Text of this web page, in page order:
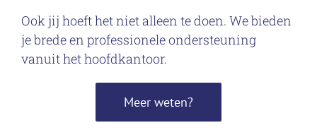
Ook jij hoeft het niet alleen te doen. We bieden
je brede en professionele ondersteuning
vanuit het hoofdkantoor.
Meer weten?